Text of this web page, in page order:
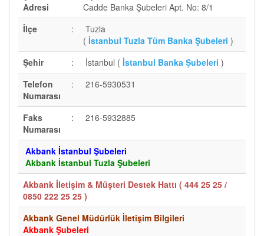
Adresi
Cadde Banka Şubeleri Apt. No: 8/1
İlçe
:
Tuzla
( İstanbul Tuzla Tüm Banka Şubeleri )
Şehir
: İstanbul ( İstanbul Banka Şubeleri )
Telefon
Numarası
: 216-5930531
Faks
Numarası
: 216-5932885
Akbank İstanbul Şubeleri
Akbank İstanbul Tuzla Şubeleri
Akbank İletişim & Müşteri Destek Hattı ( 444 25 25 /
0850 222 25 25 )
Akbank Genel Müdürlük İletişim Bilgileri
Akbank Şubeleri